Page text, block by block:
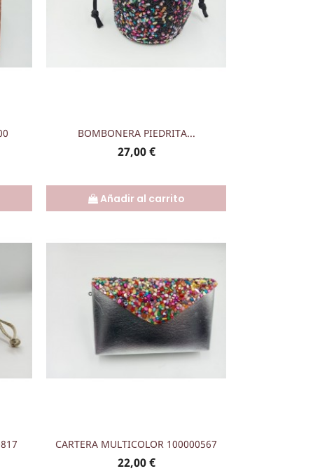
BOMBONERA PIEDRITA...
Precio
27,00 €
Añadir al carrito

CARTERA MULTICOLOR 100000567
Precio
22,00 €
